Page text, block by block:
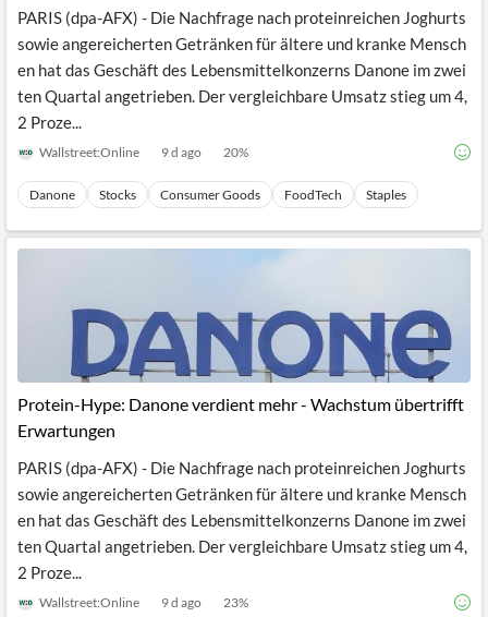
PARIS (dpa-AFX) - Die Nachfrage nach proteinreichen Joghurts
sowie angereicherten Getränken für ältere und kranke Mensch
en hat das Geschäft des Lebensmittelkonzerns Danone im zwei
ten Quartal angetrieben. Der vergleichbare Umsatz stieg um 4,
2 Proze...
Wallstreet:Online 9 d ago 20%
Danone Stocks Consumer Goods FoodTech Staples
Protein-Hype: Danone verdient mehr - Wachstum übertrifft
Erwartungen
PARIS (dpa-AFX) - Die Nachfrage nach proteinreichen Joghurts
sowie angereicherten Getränken für ältere und kranke Mensch
en hat das Geschäft des Lebensmittelkonzerns Danone im zwei
ten Quartal angetrieben. Der vergleichbare Umsatz stieg um 4,
2 Proze...
Wallstreet:Online 9 d ago 23%